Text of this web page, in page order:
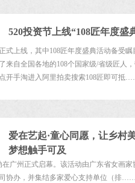
520投资节上线“108匠年度盛
式上线，其中108匠年度盛典活动备受
来自全国各地的108个国家级/省级匠人
开手淘进入阿里拍卖搜索108匠即可抵
爱在艺起·童心同愿，让乡村
梦想触手可及
广州正式启幕。该活动由广东省女画
协办，并集结多家爱心支持单位（排